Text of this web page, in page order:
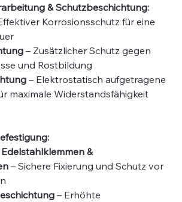
& Schutzbeschichtung:
Korrosionsschutz für eine
– Zusätzlicher Schutz gegen
und Rostbildung
– Elektrostatisch aufgetragene
maximale Widerstandsfähigkeit
&
– Sichere Fixierung und Schutz vor
– Erhöhte